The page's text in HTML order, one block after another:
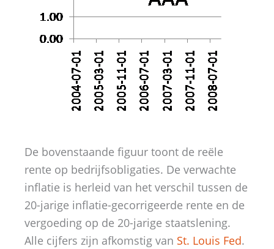
De bovenstaande figuur toont de reële
rente op bedrijfsobligaties. De verwachte
inflatie is herleid van het verschil tussen de
20-jarige inflatie-gecorrigeerde rente en de
vergoeding op de 20-jarige staatslening.
Alle cijfers zijn afkomstig van St. Louis Fed.